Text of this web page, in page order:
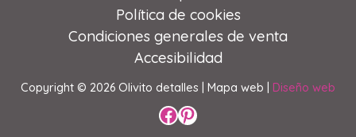
Política de cookies
Condiciones generales de venta
Accesibilidad
Copyright © 2026 Olivito detalles | Mapa web | Diseño web
Perfil de Facebook
Perfil de Pinterest